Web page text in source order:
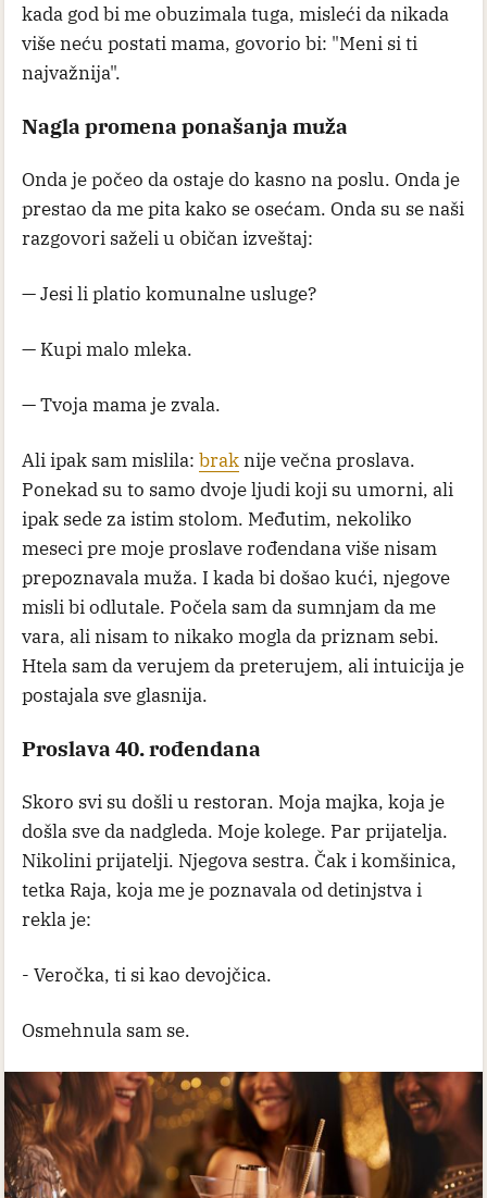
kada god bi me obuzimala tuga, misleći da nikada
više neću postati mama, govorio bi: "Meni si ti
najvažnija".
Nagla promena ponašanja muža
Onda je počeo da ostaje do kasno na poslu. Onda je
prestao da me pita kako se osećam. Onda su se naši
razgovori saželi u običan izveštaj:
— Jesi li platio komunalne usluge?
— Kupi malo mleka.
— Tvoja mama je zvala.
Ali ipak sam mislila: braknije večna proslava.
Ponekad su to samo dvoje ljudi koji su umorni, ali
ipak sede za istim stolom. Međutim, nekoliko
meseci pre moje proslave rođendana više nisam
prepoznavala muža. I kada bi došao kući, njegove
misli bi odlutale. Počela sam da sumnjam da me
vara, ali nisam to nikako mogla da priznam sebi.
Htela sam da verujem da preterujem, ali intuicija je
postajala sve glasnija.
Proslava 40. rođendana
Skoro svi su došli u restoran. Moja majka, koja je
došla sve da nadgleda. Moje kolege. Par prijatelja.
Nikolini prijatelji. Njegova sestra. Čak i komšinica,
tetka Raja, koja me je poznavala od detinjstva i
rekla je:
- Veročka, ti si kao devojčica.
Osmehnula sam se.